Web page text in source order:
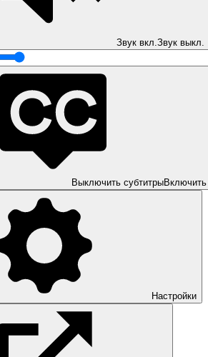
Звук вкл. Звук выкл.
Выключить субтитрыВключить
Настройки